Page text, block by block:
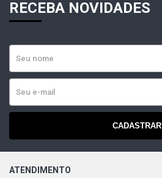
RECEBA NOVIDADES
CADASTRAR
ATENDIMENTO